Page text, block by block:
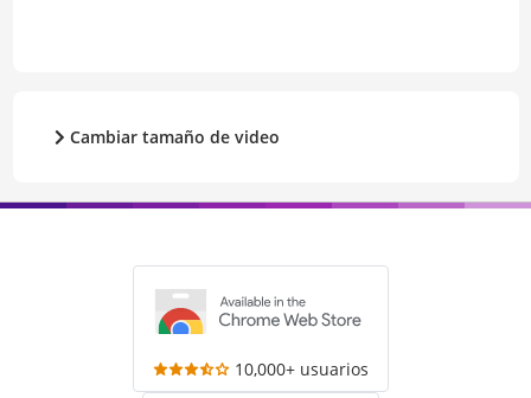
Cambiar tamaño de video
10,000+ usuarios